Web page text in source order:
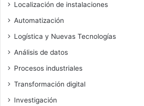
Localización de instalaciones
Automatización
Logística y Nuevas Tecnologías
Análisis de datos
Procesos industriales
Transformación digital
Investigación